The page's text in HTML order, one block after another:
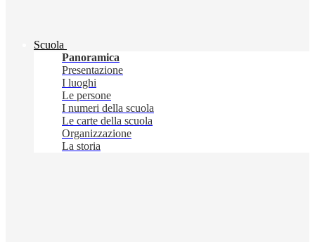
Scuola
Panoramica
Presentazione
I luoghi
Le persone
I numeri della scuola
Le carte della scuola
Organizzazione
La storia